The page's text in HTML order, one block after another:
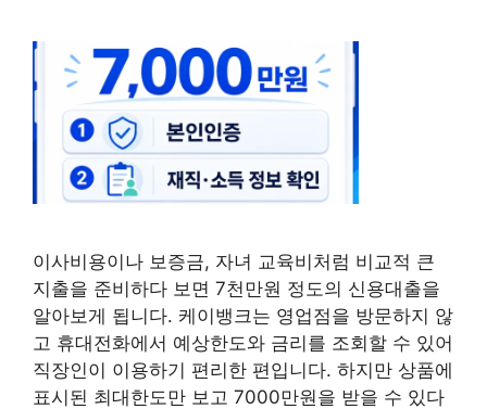
이사비용이나 보증금, 자녀 교육비처럼 비교적 큰
지출을 준비하다 보면 7천만원 정도의 신용대출을
알아보게 됩니다. 케이뱅크는 영업점을 방문하지 않
고 휴대전화에서 예상한도와 금리를 조회할 수 있어
직장인이 이용하기 편리한 편입니다. 하지만 상품에
표시된 최대한도만 보고 7000만원을 받을 수 있다